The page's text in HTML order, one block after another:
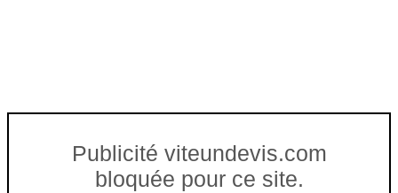
Publicité viteundevis.com
bloquée pour ce site.